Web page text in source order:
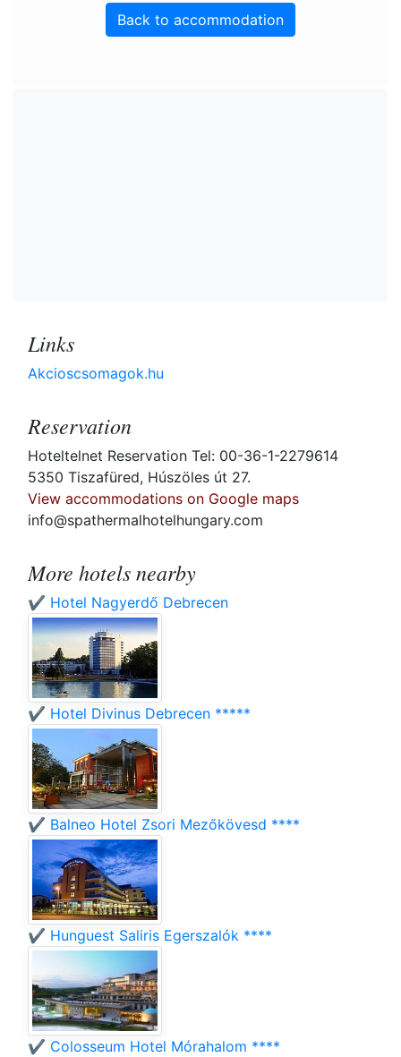
Back to accommodation
Links
Akcioscsomagok.hu
Reservation
Hoteltelnet Reservation Tel: 00-36-1-2279614
5350 Tiszafüred, Húszöles út 27.
View accommodations on Google maps
info@spathermalhotelhungary.com
More hotels nearby
✔️ Hotel Nagyerdő Debrecen
✔️ Hotel Divinus Debrecen *****
✔️ Balneo Hotel Zsori Mezőkövesd ****
✔️ Hunguest Saliris Egerszalók ****
✔️ Colosseum Hotel Mórahalom ****